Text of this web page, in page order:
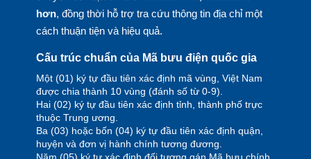
hơn, đồng thời hỗ trợ tra cứu thông tin địa chỉ một
cách thuận tiện và hiệu quả.
Cấu trúc chuẩn của Mã bưu điện quốc gia
Một (01) ký tự đầu tiên xác định mã vùng, Việt Nam
được chia thành 10 vùng (đánh số từ 0-9).
Hai (02) ký tự đầu tiên xác định tỉnh, thành phố trực
thuộc Trung ương.
Ba (03) hoặc bốn (04) ký tự đầu tiên xác định quận,
huyện và đơn vị hành chính tương đương.